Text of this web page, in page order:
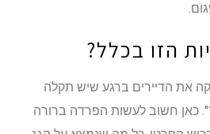
הזו בכלל?
הדיירים ברגע שיש תקלה
כאן חשוב לעשות הפרדה ברורה